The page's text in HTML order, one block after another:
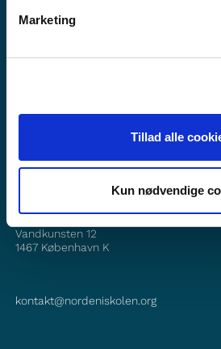
Marketing
Tillad alle
Kun nødvendige
Vill du veta mer om Norden i skolan?
Prenumerera på vårt
Vandkunsten 12
1467 København K
kontakt@nordeniskolen.org